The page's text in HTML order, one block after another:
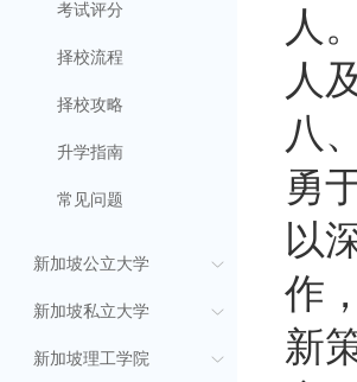
考试评分
择校流程
择校攻略
升学指南
常见问题
新加坡公立大学
新加坡私立大学
新加坡理工学院
人
人
八
勇
以
作
新